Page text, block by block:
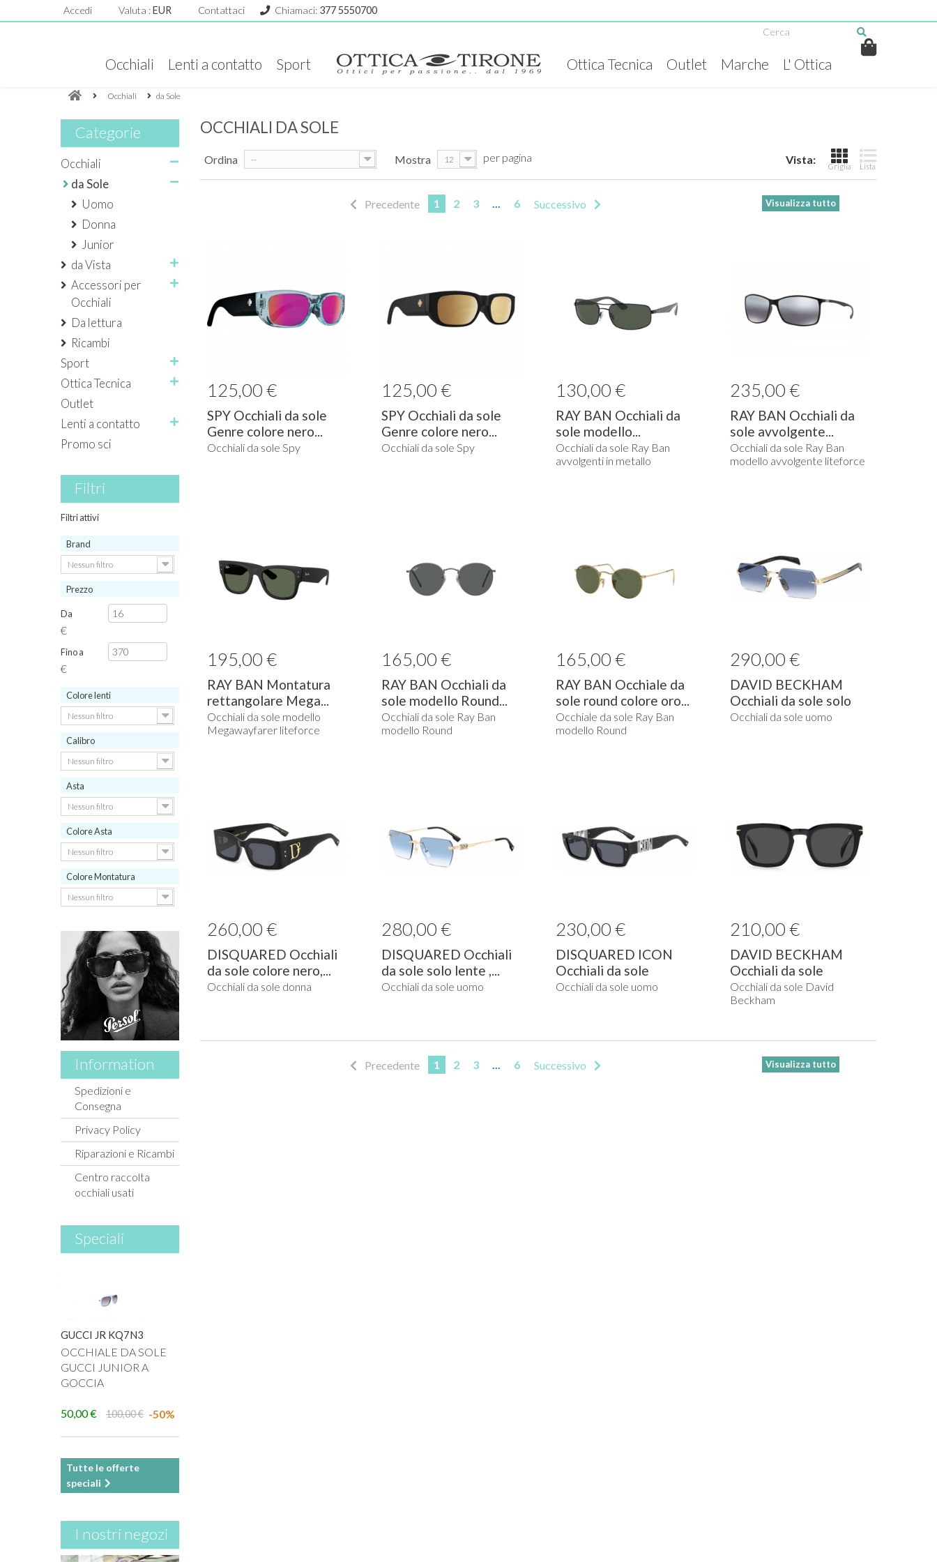
Accedi Valuta :EUR Contattaci Chiamaci: 377 5550700
Occhiali Lenti a contatto Sport Ottica Tecnica Outlet Marche L' Ottica
Occhiali da Sole
Categorie
Occhiali
da Sole
Uomo
Donna
Junior
da Vista
Accessori per
Occhiali
Da lettura
Ricambi
Sport
Ottica Tecnica
Outlet
Lenti a contatto
Promo sci
Filtri
Filtri attivi
Brand
Nessun filtro
Prezzo
Da
€
Fino a
€
Colore lenti
Nessun filtro
Calibro
Nessun filtro
Asta
Nessun filtro
Colore Asta
Nessun filtro
Colore Montatura
Nessun filtro
Information
Spedizioni e
Consegna
Privacy Policy
Riparazioni e Ricambi
Centro raccolta
occhiali usati
Speciali
GUCCI JR KQ7N3
OCCHIALE DA SOLE
GUCCI JUNIOR A
GOCCIA
50,00 € -50%
100,00 €
Tutte le offerte
speciali
I nostri negozi
OCCHIALI DA SOLE
Vista:
Griglia Lista
Ordina -- Mostra 12 per pagina
Visualizza tutto
Precedente 1 2 3 ... 6 Successivo
125,00 €
SPY Occhiali da sole
Genre colore nero...
Occhiali da sole Spy
125,00 €
SPY Occhiali da sole
Genre colore nero...
Occhiali da sole Spy
130,00 €
RAY BAN Occhiali da
sole modello...
Occhiali da sole Ray Ban
avvolgenti in metallo
235,00 €
RAY BAN Occhiali da
sole avvolgente...
Occhiali da sole Ray Ban
modello avvolgente liteforce
195,00 €
RAY BAN Montatura
rettangolare Mega...
Occhiali da sole modello
Megawayfarer liteforce
165,00 €
RAY BAN Occhiali da
sole modello Round...
Occhiali da sole Ray Ban
modello Round
165,00 €
RAY BAN Occhiale da
sole round colore oro...
Occhiale da sole Ray Ban
modello Round
290,00 €
DAVID BECKHAM
Occhiali da sole solo
lente...
Occhiali da sole uomo
260,00 €
DISQUARED Occhiali
da sole colore nero,...
Occhiali da sole donna
280,00 €
DISQUARED Occhiali
da sole solo lente ,...
Occhiali da sole uomo
230,00 €
DISQUARED ICON
Occhiali da sole
colore...
Occhiali da sole uomo
210,00 €
DAVID BECKHAM
Occhiali da sole
squadrato,...
Occhiali da sole David
Beckham
Visualizza tutto
Precedente 1 2 3 ... 6 Successivo